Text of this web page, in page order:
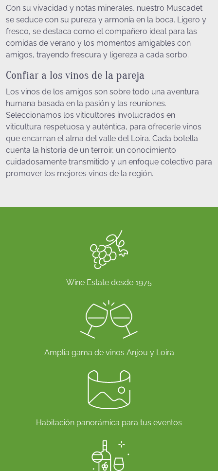
Con su vivacidad y notas minerales, nuestro Muscadet
se seduce con su pureza y armonía en la boca. Ligero y
fresco, se destaca como el compañero ideal para las
comidas de verano y los momentos amigables con
amigos, trayendo frescura y ligereza a cada sorbo.
Confiar a los vinos de la pareja
Los vinos de los amigos son sobre todo una aventura
humana basada en la pasión y las reuniones.
Seleccionamos los viticultores involucrados en
viticultura respetuosa y auténtica, para ofrecerle vinos
que encarnan el alma del valle del Loira. Cada botella
cuenta la historia de un terroir, un conocimiento
cuidadosamente transmitido y un enfoque colectivo para
promover los mejores vinos de la región.
Wine Estate desde 1975
Amplia gama de vinos Anjou y Loira
Habitación panorámica para tus eventos